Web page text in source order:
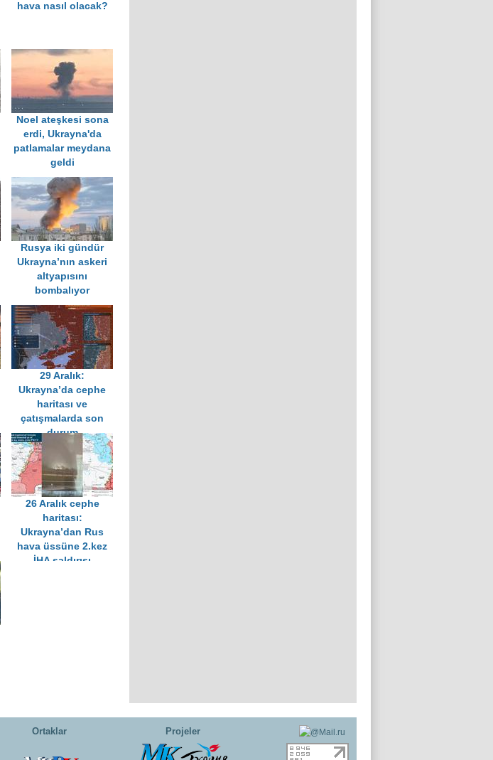
hava nasıl olacak?
Noel ateşkesi sona
erdi, Ukrayna'da
patlamalar meydana
geldi
Rusya iki gündür
Ukrayna’nın askeri
altyapısını
bombalıyor
29 Aralık:
Ukrayna’da cephe
haritası ve
çatışmalarda son
durum
26 Aralık cephe
haritası:
Ukrayna’dan Rus
hava üssüne 2.kez
İHA saldırısı
Ortaklar Projeler